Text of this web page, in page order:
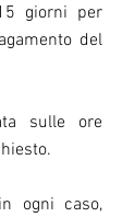
giorni per
del
ogni caso,